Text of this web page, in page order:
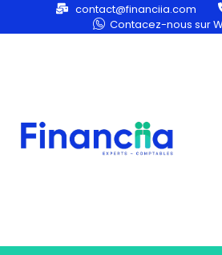
contact@financiia.com
Contacez-nous sur
Mentions légales